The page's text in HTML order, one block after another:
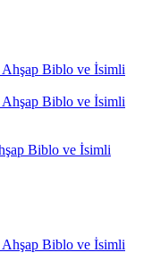
Biblo ve İsimli